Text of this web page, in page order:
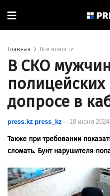
Главная Все новости
В СКО
допросе в
press.kz press_kz 18 июня
Также при требовании
сломать. Бунт нарушителя